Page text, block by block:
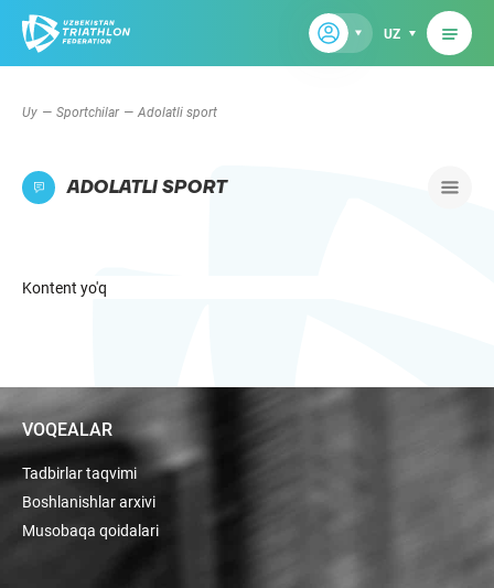
UZ
Uy Sportchilar Adolatli sport
ADOLATLI SPORT
Kontent yo'q
VOQEALAR
Tadbirlar taqvimi
Boshlanishlar arxivi
Musobaqa qoidalari